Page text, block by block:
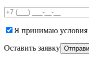
Я принимаю условия
Оставить заявку